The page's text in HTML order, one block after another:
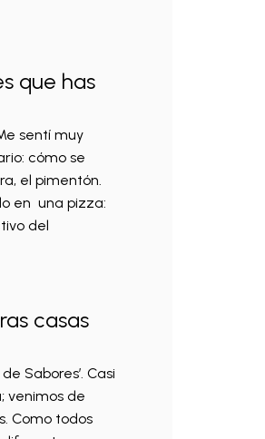
que has
sentí muy
cómo se
el pimentón.
en una pizza:
del
casas
Sabores’. Casi
venimos de
Como todos